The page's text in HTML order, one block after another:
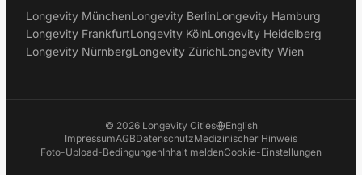
Longevity MünchenLongevity BerlinLongevity Hamburg
Longevity FrankfurtLongevity KölnLongevity Heidelberg
Longevity NürnbergLongevity ZürichLongevity Wien
© 2026 Longevity Cities
English
ImpressumAGBDatenschutzMedizinischer Hinweis
Foto-Upload-BedingungenInhalt meldenCookie-Einstellungen